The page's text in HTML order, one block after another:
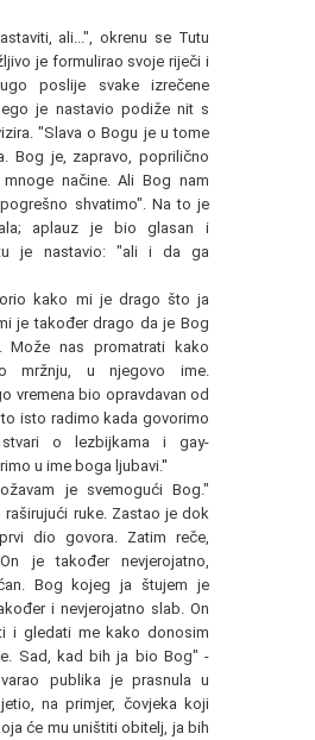
ali...", okrenu se Tutu
je formulirao svoje riječi i
poslije svake izrečene
je nastavio podiže nit s
"Slava o Bogu je u tome
Bog je, zapravo, poprilično
mnoge načine. Ali Bog nam
shvatimo". Na to je
aplauz je bio glasan i
je nastavio: "ali i da ga
kako mi je drago što ja
je također drago da je Bog
nas promatrati kako
mržnju, u njegovo ime.
vremena bio opravdavan od
to isto radimo kada govorimo
o lezbijkama i gay-
u ime boga ljubavi.''
je svemogući Bog."
raširujući ruke. Zastao je dok
dio govora. Zatim reče,
je također nevjerojatno,
Bog kojeg ja štujem je
i nevjerojatno slab. On
i gledati me kako donosim
Sad, kad bih ja bio Bog" -
publika je prasnula u
na primjer, čovjeka koji
će mu uništiti obitelj, ja bih